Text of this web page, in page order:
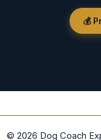
💰
© 2026 Dog Coach